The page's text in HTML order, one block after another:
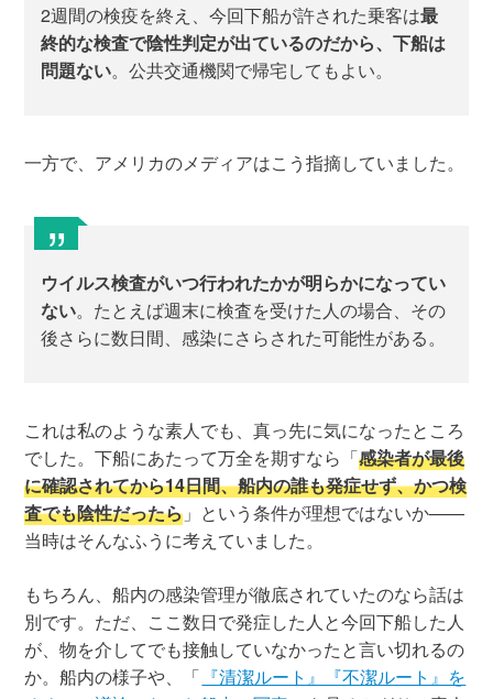
2週間の検疫を終え、今回下船が許された乗客は最
終的な検査で陰性判定が出ているのだから、下船は
問題ない。公共交通機関で帰宅してもよい。
一方で、アメリカのメディアはこう指摘していました。
ウイルス検査がいつ行われたかが明らかになってい
ない。たとえば週末に検査を受けた人の場合、その
後さらに数日間、感染にさらされた可能性がある。
これは私のような素人でも、真っ先に気になったところ
でした。下船にあたって万全を期すなら「感染者が最後
に確認されてから14日間、船内の誰も発症せず、かつ検
査でも陰性だったら 」という条件が理想ではないか——
当時はそんなふうに考えていました。
もちろん、船内の感染管理が徹底されていたのなら話は
別です。ただ、ここ数日で発症した人と今回下船した人
が、物を介してでも接触していなかったと言い切れるの
か。船内の様子や、「 『清潔ルート』『不潔ルート』を